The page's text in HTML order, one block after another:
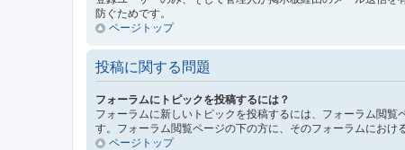
防ぐためです。
ページトップ
投稿に関する問題
フォーラムにトピックを投稿するには？
フォーラムに新しいトピックを投稿するには、フォーラム閲
す。フォーラム閲覧ページの下の方に、そのフォーラムにお
ページトップ